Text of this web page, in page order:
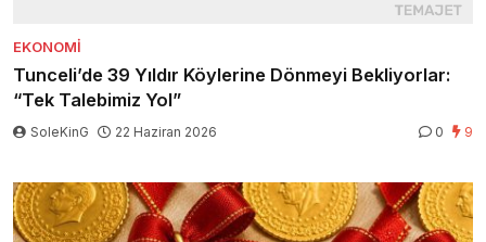
EKONOMI
Tunceli’de 39 Yıldır Köylerine Dönmeyi Bekliyorlar:
“Tek Talebimiz Yol”
SoleKinG 22 Haziran 2026 0 9